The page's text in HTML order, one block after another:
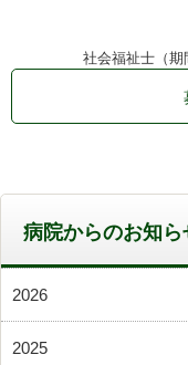
社会福祉士（期
病院からのお知ら
2026
2025